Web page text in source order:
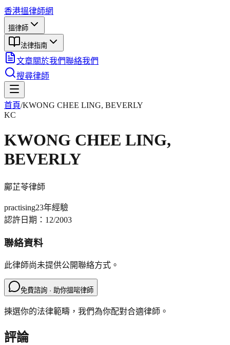
香港搵律師網
搵律師
法律指南
文章關於我們聯絡我們
搜尋律師
首頁/KWONG CHEE LING, BEVERLY
KC
KWONG CHEE LING,
BEVERLY
鄺芷苓律師
practising23年經驗
認許日期： 12/2003
聯絡資料
此律師尚未提供公開聯絡方式。
免費諮詢 · 助你搵啱律師
揀選你的法律範疇，我們為你配對合適律師。
評論